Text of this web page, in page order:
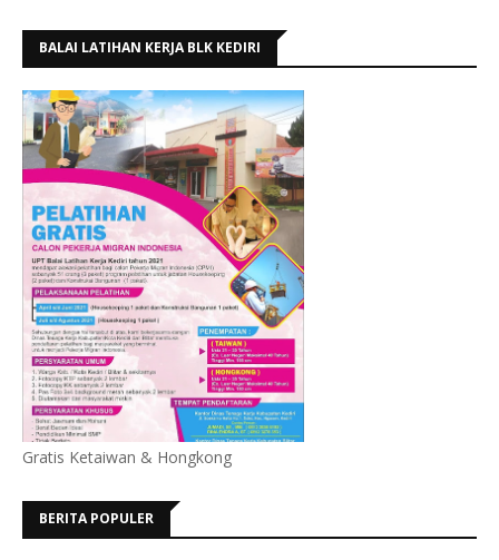
BALAI LATIHAN KERJA BLK KEDIRI
Gratis Ketaiwan & Hongkong
BERITA POPULER